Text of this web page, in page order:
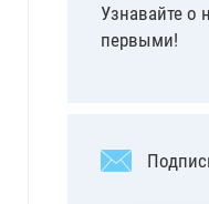
Узнавайте о
первыми!